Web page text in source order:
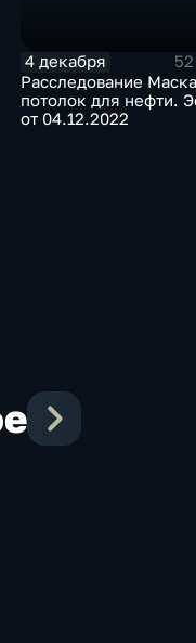
4 декабря
Расследование
потолок для нефти.
от 04.12.2022